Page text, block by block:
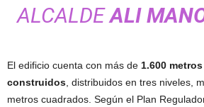
ALCALDEALI
El edificio cuenta con más de 1.600
construidos , distribuidos en tres niveles,
metros cuadrados. Según el Plan